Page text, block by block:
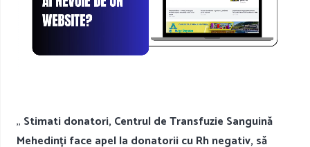
,, Stimati donatori, Centrul de Transfuzie Sanguină
Mehedinți face apel la donatorii cu Rh negativ, să